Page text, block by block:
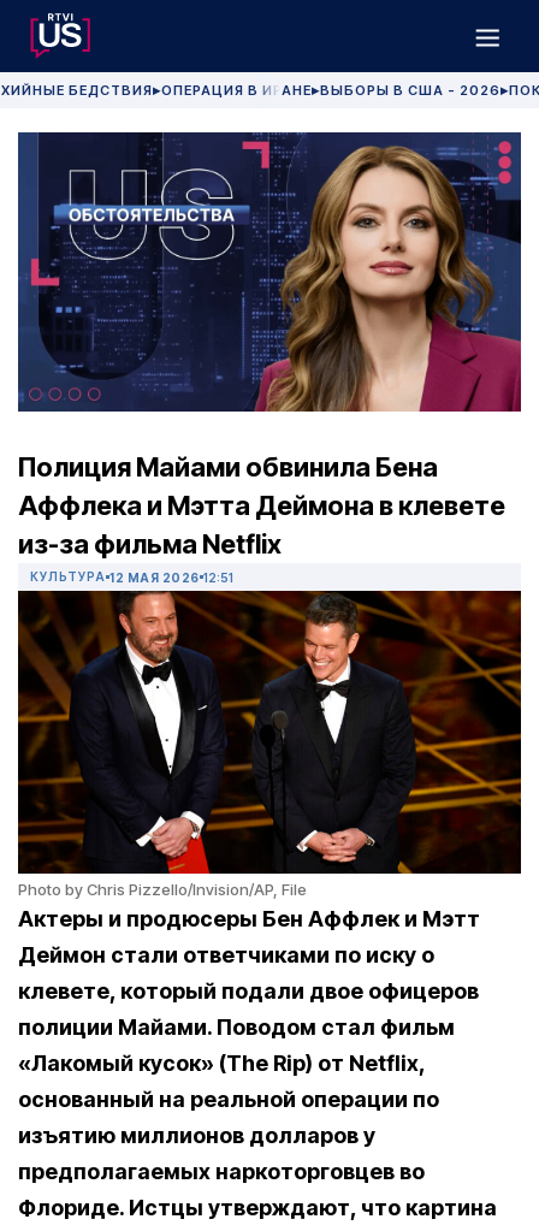
БЕДСТВИЯ▶ОПЕРАЦИЯ В ИРАНЕ▶ВЫБОРЫ В США - 2026 ▶
Полиция Майами обвинила Бена
Аффлека и Мэтта Деймона в клевете
из-за фильма Netflix
КУЛЬТУРА 12 МАЯ 2026 12:51
Photo by Chris Pizzello/Invision/AP, File
Актеры и продюсеры Бен Аффлек и Мэтт
Деймон стали ответчиками по иску о
клевете, который подали двое офицеров
полиции Майами. Поводом стал фильм
«Лакомый кусок» (The Rip) от Netflix,
основанный на реальной операции по
изъятию миллионов долларов у
предполагаемых наркоторговцев во
Флориде. Истцы утверждают, что картина